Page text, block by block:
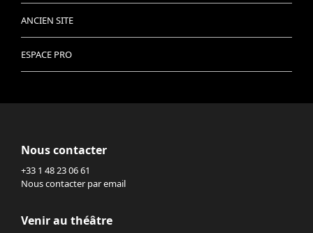
ANCIEN SITE
ESPACE PRO
Nous contacter
+33 1 48 23 06 61
Nous contacter par email
Venir au théâtre